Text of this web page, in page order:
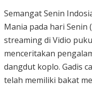
Semangat Senin
Mania pada hari Senin
streaming di Vidio
menceritakan
dangdut koplo. Gadis
telah memiliki bakat